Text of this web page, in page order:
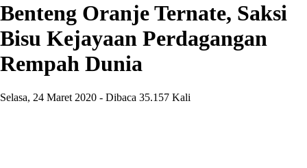
Benteng Oranje Ternate, Saksi
Bisu Kejayaan Perdagangan
Rempah Dunia
Selasa, 24 Maret 2020 - Dibaca 35.157 Kali